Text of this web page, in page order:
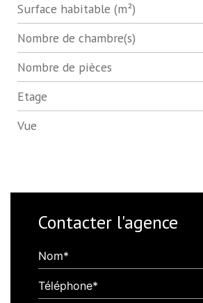
Surface habitable (m²)
Nombre de chambre(s)
Nombre de pièces
Etage
Vue
Contacter l'agence
Nom*
Téléphone*